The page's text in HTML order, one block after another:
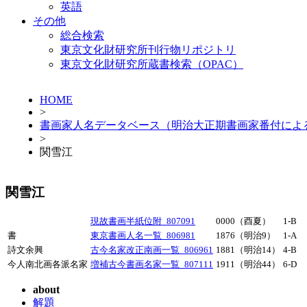
英語
その他
総合検索
東京文化財研究所刊行物リポジトリ
東京文化財研究所蔵書検索（OPAC）
HOME
>
書画家人名データベース（明治大正期書画家番付によ
>
関雪江
関雪江
現故書画半紙位附_807091 0000（酉夏）
1-B
書
東京書画人名一覧_806981 1876（明治9）
1-A
詩文余興
古今名家改正南画一覧_806961 1881（明治14）
4-B
今人南北画各派名家 増補古今書画名家一覧_807111 1911（明治44） 6-D
about
解題